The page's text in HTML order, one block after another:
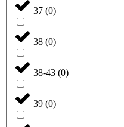
37 (0)
38 (0)
38-43 (0)
39 (0)